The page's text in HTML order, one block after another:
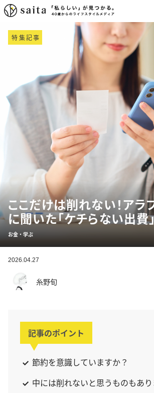
特集記事
ここだけは削れない！アラ
に聞いた「ケチらない出費
お金・学ぶ
2026.04.27
糸野旬
記事のポイント
節約を意識していますか？
中には削れないと思うものもあ